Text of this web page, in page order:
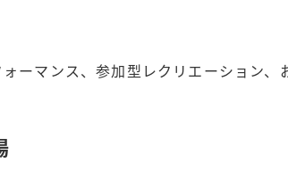
ーマンス、参加型レクリエーション、